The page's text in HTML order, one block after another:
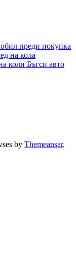
преди покупка
на кола
коли Бъгси авто
by Themeansar.